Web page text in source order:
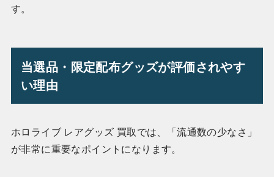
す。
当選品・限定配布グッズが評価されやす
い理由
ホロライブ レアグッズ 買取では、「流通数の少なさ」
が非常に重要なポイントになります。